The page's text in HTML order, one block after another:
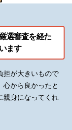
選審査を経た
ます
担が大きいもので
心から良かったと
親身になってくれ